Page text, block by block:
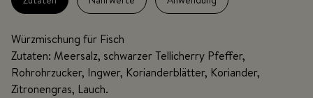
Würzmischung für Fisch
Zutaten: Meersalz, schwarzer Tellicherry Pfeffer,
Rohrohrzucker, Ingwer, Korianderblätter, Koriander,
Zitronengras, Lauch.